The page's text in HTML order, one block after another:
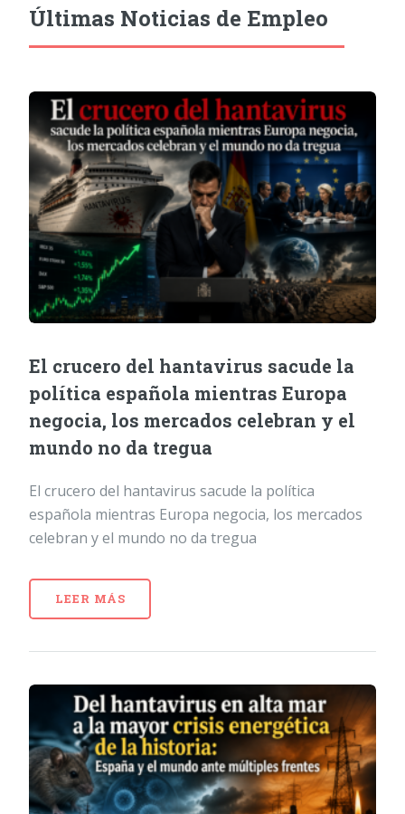
Últimas Noticias de Empleo
El crucero del hantavirus sacude la
política española mientras Europa
negocia, los mercados celebran y el
mundo no da tregua
El crucero del hantavirus sacude la política
española mientras Europa negocia, los mercados
celebran y el mundo no da tregua
LEER MÁS